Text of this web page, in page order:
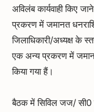
अविलंब कार्यवाही किए
प्रकरण में जमानत
जिलाधिकारी/अध्यक्ष के
एक अन्य प्रकरण में जमानत
किया गया हैं।
बैठक में सिविल जज/ सी0